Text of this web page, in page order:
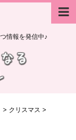
情報を発信中♪
> クリスマス >